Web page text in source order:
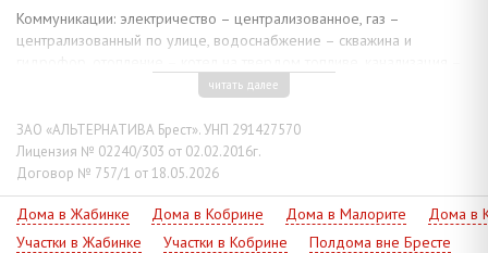
Коммуникации: электричество – централизованное, газ –
централизованный по улице, водоснабжение – скважина и
общей площадью 0,3363 га. На территории имеются
хозяйственные постройки: гараж, баня с ванной комнатой, сараи,
надворный погреб. Асфальтированные подъездные пути. Рядом
простирается лесной массив, в 1,3 км находятся пруды.
Обращайтесь, - мы всегда рады помочь!
читать далее
ЗАО «АЛЬТЕРНАТИВА Брест». УНП 291427570
Лицензия № 02240/303 от 02.02.2016г.
Договор № 757/1 от 18.05.2026
Дома в Жабинке Дома в Кобрине Дома в Малорите
Дома в
Участки в Жабинке
Участки в Кобрине
Полдома вне Бресте